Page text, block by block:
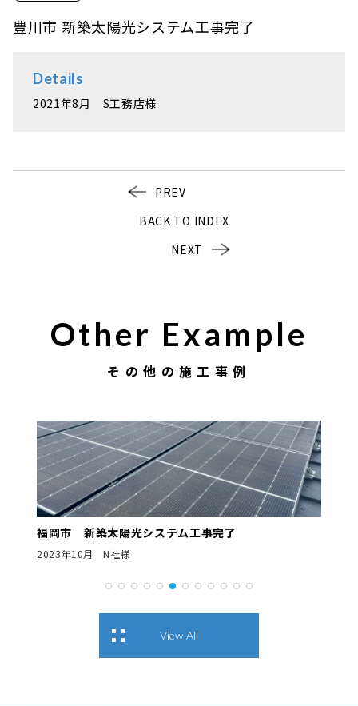
豊川市 新築太陽光システム工事完了
Details
2021年8月 S工務店様
PREV
BACK TO INDEX
NEXT
Other Example
その他の施工事例
福岡市 新築太陽光システム工事完了
2023年10月 N社様
View All